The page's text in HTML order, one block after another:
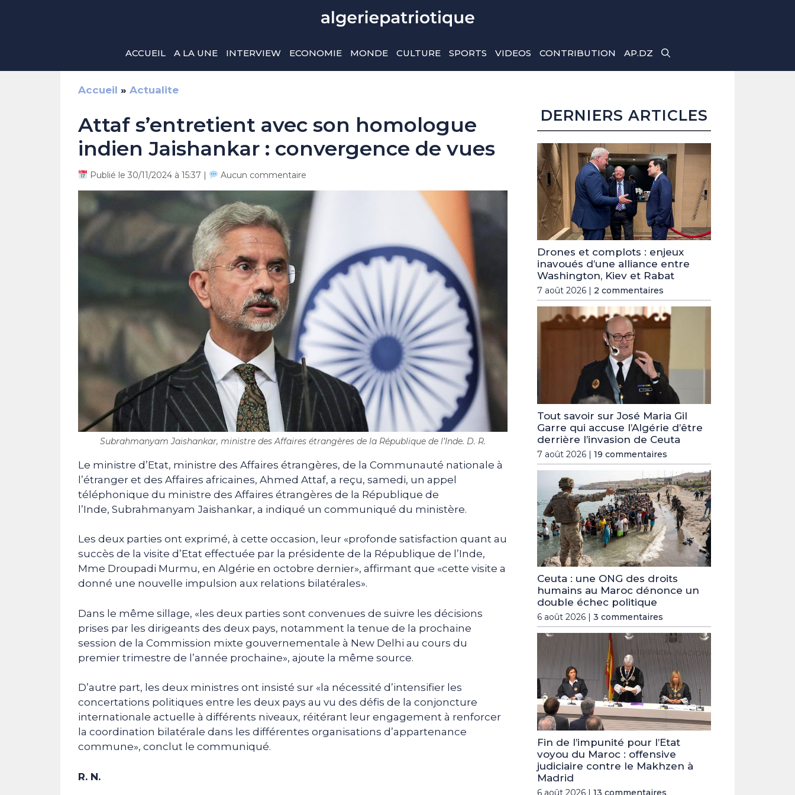
ACCUEIL A LA UNE INTERVIEW ECONOMIE MONDE CULTURE SPORTS VIDEOS CONTRIBUTION AP.DZ
Accueil » Actualite
Attaf s’entretient avec son homologue
indien Jaishankar : convergence de vues
Publié le 30/11/2024 à 15:37 | Aucun commentaire
Subrahmanyam Jaishankar, ministre des Affaires étrangères de la République de l’Inde. D. R.
Le ministre d’Etat, ministre des Affaires étrangères, de la Communauté nationale à
l’étranger et des Affaires africaines, Ahmed Attaf, a reçu, samedi, un appel
téléphonique du ministre des Affaires étrangères de la République de
l’Inde, Subrahmanyam Jaishankar, a indiqué un communiqué du ministère.
Les deux parties ont exprimé, à cette occasion, leur «profonde satisfaction quant au
succès de la visite d’Etat effectuée par la présidente de la République de l’Inde,
Mme Droupadi Murmu, en Algérie en octobre dernier», affirmant que «cette visite a
donné une nouvelle impulsion aux relations bilatérales».
Dans le même sillage, «les deux parties sont convenues de suivre les décisions
prises par les dirigeants des deux pays, notamment la tenue de la prochaine
session de la Commission mixte gouvernementale à New Delhi au cours du
premier trimestre de l’année prochaine», ajoute la même source.
D’autre part, les deux ministres ont insisté sur «la nécessité d’intensifier les
concertations politiques entre les deux pays au vu des défis de la conjoncture
internationale actuelle à différents niveaux, réitérant leur engagement à renforcer
la coordination bilatérale dans les différentes organisations d’appartenance
commune», conclut le communiqué.
R. N.
DERNIERS ARTICLES
Drones et complots : enjeux
inavoués d’une alliance entre
Washington, Kiev et Rabat
7 août 2026 | 2 commentaires
Tout savoir sur José Maria Gil
Garre qui accuse l’Algérie d’être
derrière l’invasion de Ceuta
7 août 2026 | 19 commentaires
Ceuta : une ONG des droits
humains au Maroc dénonce un
double échec politique
6 août 2026 | 3 commentaires
Fin de l’impunité pour l’Etat
voyou du Maroc : offensive
judiciaire contre le Makhzen à
Madrid
6 août 2026 | 13 commentaires